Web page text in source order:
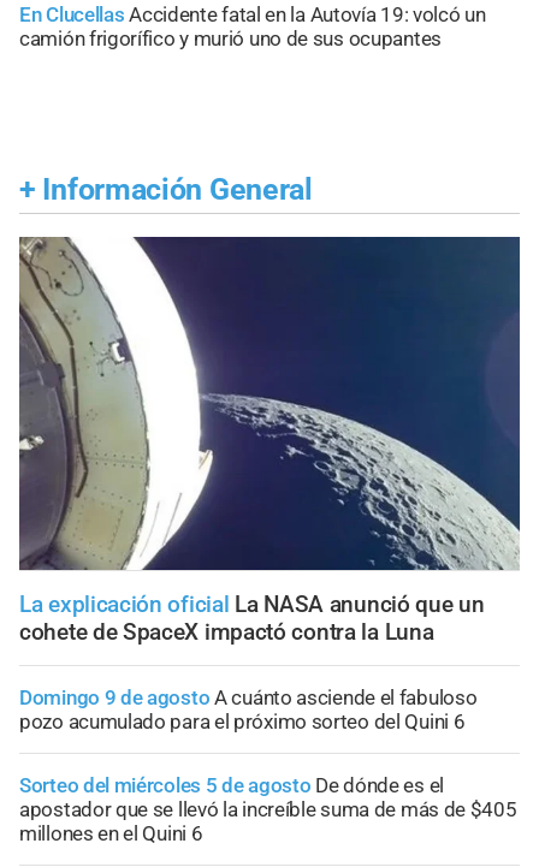
En Clucellas Accidente fatal en la Autovía 19: volcó un
camión frigorífico y murió uno de sus ocupantes
+ Información General
La explicación oficial La NASA anunció que un
cohete de SpaceX impactó contra la Luna
Domingo 9 de agosto A cuánto asciende el fabuloso
pozo acumulado para el próximo sorteo del Quini 6
Sorteo del miércoles 5 de agosto De dónde es el
apostador que se llevó la increíble suma de más de $405
millones en el Quini 6